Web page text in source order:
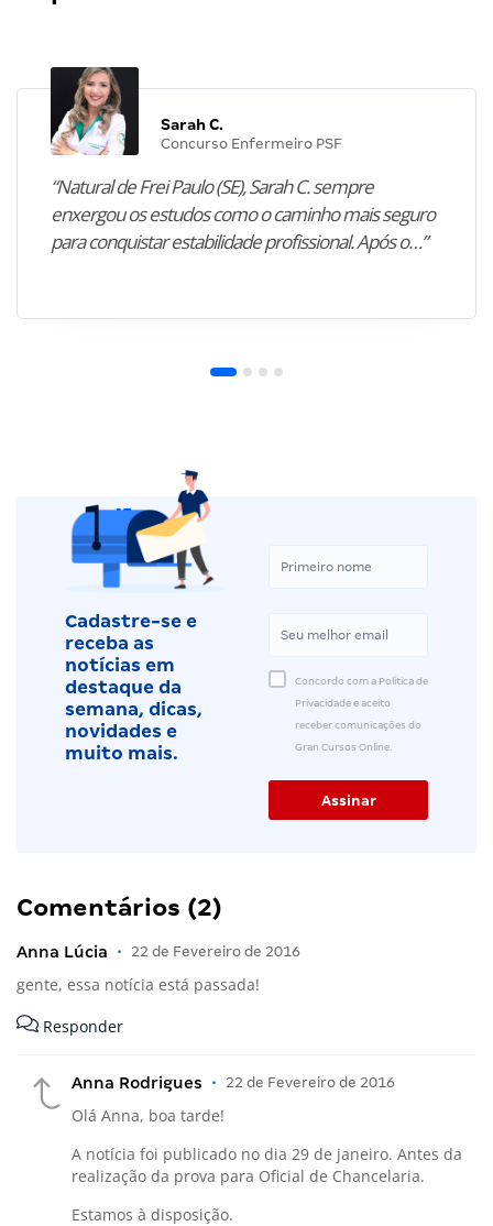
Sarah C.
Concurso Enfermeiro PSF
“Natural de Frei Paulo (SE), Sarah C. sempre
enxergou os estudos como o caminho mais seguro
para conquistar estabilidade profissional. Após o…”
Cadastre-se e
receba as
notícias em
destaque da
semana, dicas,
novidades e
muito mais.
Concordo com a Política de
Privacidade e aceito
receber comunicações do
Gran Cursos Online.
Comentários (2)
Anna Lúcia • 22 de Fevereiro de 2016
gente, essa notícia está passada!
Responder
Anna Rodrigues • 22 de Fevereiro de 2016
Olá Anna, boa tarde!
A notícia foi publicado no dia 29 de janeiro. Antes da
realização da prova para Oficial de Chancelaria.
Estamos à disposição.